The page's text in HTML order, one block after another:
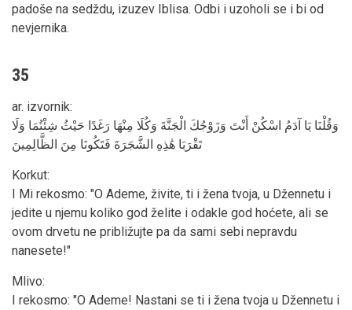
padoše na sedždu, izuzev Iblisa. Odbi i uzoholi se i bi od
nevjernika.
35
ar. izvornik:
وَقُلْنَا يَا آدَمُ اسْكُنْ أَنْتَ وَزَوْجُكَ الْجَنَّةَ وَكُلَا مِنْهَا رَغَدًا حَيْثُ شِئْتُمَا وَلَا
تَقْرَبَا هَٰذِهِ الشَّجَرَةَ فَتَكُونَا مِنَ الظَّالِمِينَ
Korkut:
I Mi rekosmo: "O Ademe, živite, ti i žena tvoja, u Džennetu i
jedite u njemu koliko god želite i odakle god hoćete, ali se
ovom drvetu ne približujte pa da sami sebi nepravdu
nanesete!"
Mlivo:
I rekosmo: "O Ademe! Nastani se ti i žena tvoja u Džennetu i